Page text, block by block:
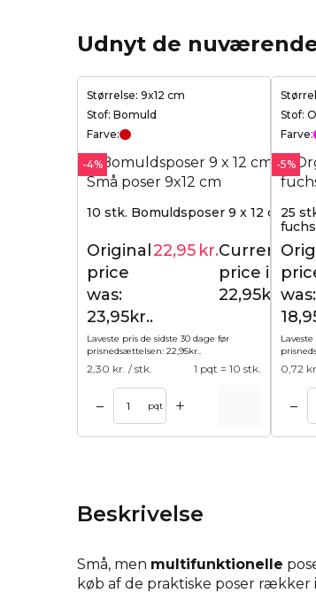
Udnyt de
Størrelse: 9x12 cm
Stof: Bomuld
Farve:
-4%
10 stk. Bomuldsposer 9 x 12 cm -
Original
price
was:
23,95kr..
22,95 kr.Current
price is:
22,95kr..
Laveste pris de sidste 30 dage før
prisnedsættelsen: 22,95kr.
2,30 kr. / stk. 1 pqt = 10 stk.
– pqt +
Stof:
Farve:
-5%
25
was:
0,72
–
Tilføj til kurv
Beskrivelse
Små, men multifunktionelle
køb af de praktiske poser rækker